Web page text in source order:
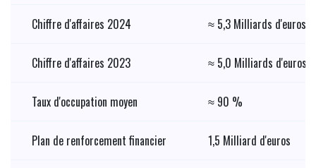
Chiffre d'affaires 2024
≈ 5,3 Milliards d'euros
Chiffre d'affaires 2023 ≈ 5,0 Milliards d'euros
Taux d'occupation moyen ≈ 90 %
Plan de renforcement financier 1,5 Milliard d'euros